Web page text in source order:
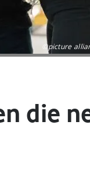
©picture
die